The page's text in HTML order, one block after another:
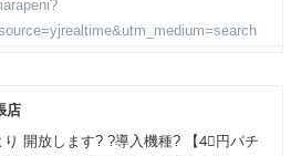
店
り 開放します? ?導入機種? 【4⃣円パチ